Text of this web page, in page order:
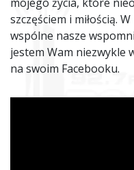
szczęściem i miłością.
wspólne nasze
jestem Wam niezwykle
na swoim Facebooku.